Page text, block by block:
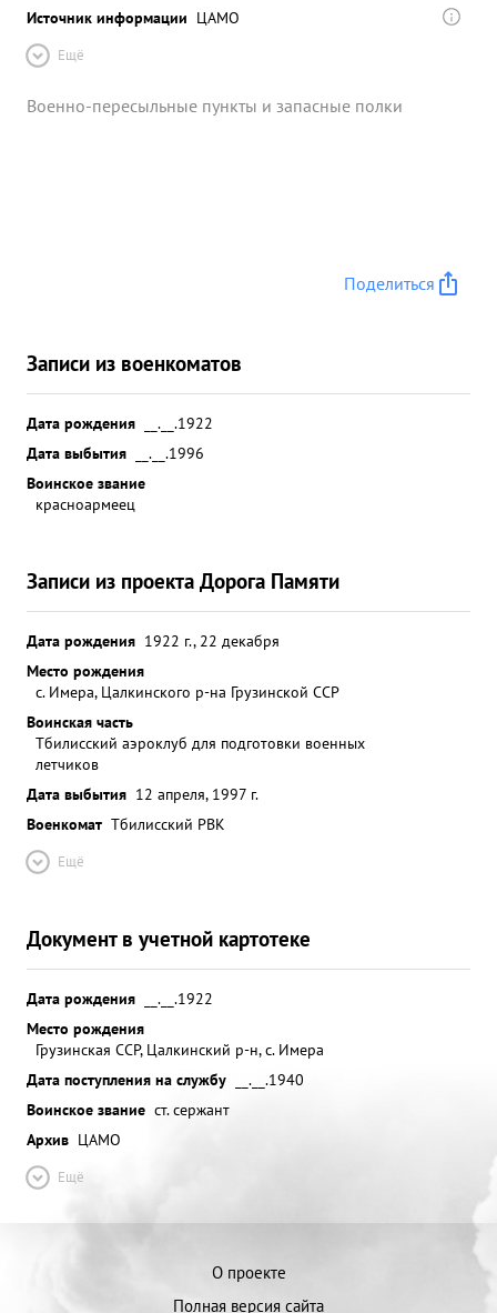
Источник информации ЦАМО
Ещё
Военно-пересыльные пункты и запасные полки
Поделиться
Записи из военкоматов
Дата рождения
__.__.1922
Дата выбытия
__.__.1996
Воинское звание
красноармеец
Записи из проекта Дорога Памяти
Дата рождения 1922 г., 22 декабря
Место рождения
с. Имера, Цалкинского р-на Грузинской ССР
Воинская часть
Тбилисский аэроклуб для подготовки военных
летчиков
Дата выбытия 12 апреля, 1997 г.
Военкомат Тбилисский РВК
Ещё
Документ в учетной картотеке
Дата рождения
__.__.1922
Место рождения
Грузинская ССР, Цалкинский р-н, с. Имера
Дата поступления на службу
__.__.1940
Воинское звание ст. сержант
Архив ЦАМО
Ещё
О проекте
Полная версия сайта